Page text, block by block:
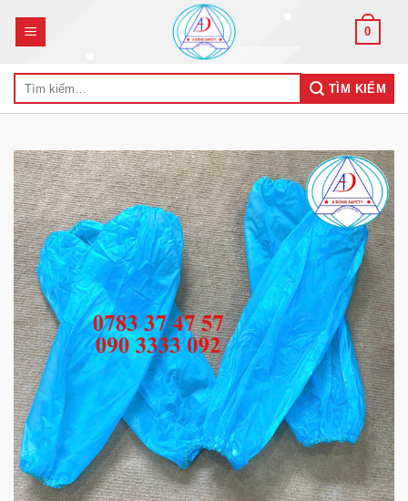
0
TÌM KIẾM